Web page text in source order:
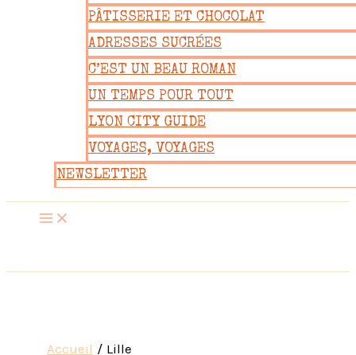
PÂTISSERIE ET CHOCOLAT
ADRESSES SUCRÉES
C’EST UN BEAU ROMAN
UN TEMPS POUR TOUT
LYON CITY GUIDE
VOYAGES, VOYAGES
NEWSLETTER
Accueil Lille